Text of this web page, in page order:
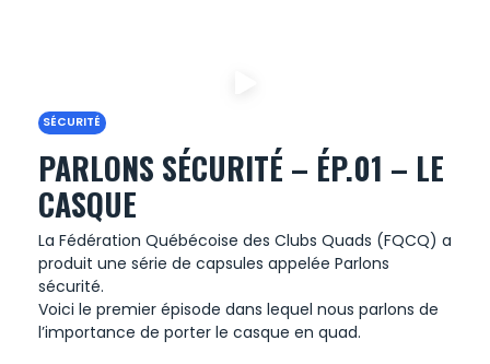
SÉCURITÉ
PARLONS SÉCURITÉ – ÉP.01 – LE
CASQUE
La Fédération Québécoise des Clubs Quads (FQCQ) a
produit une série de capsules appelée Parlons
sécurité.
Voici le premier épisode dans lequel nous parlons de
l’importance de porter le casque en quad.